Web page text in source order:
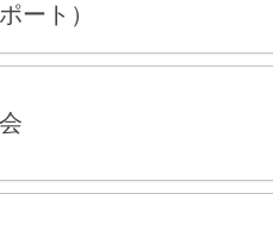
ート）